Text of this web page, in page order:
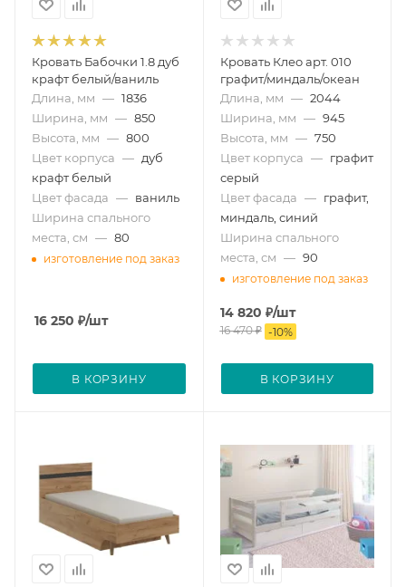
Кровать Бабочки 1.8 дуб
крафт белый/ваниль
Длина, мм — 1836
Ширина, мм — 850
Высота, мм — 800
Цвет корпуса — дуб
крафт белый
Цвет фасада — ваниль
Ширина спального
места, см — 80
изготовление под заказ
16 250 ₽/шт
В КОРЗИНУ
Кровать Клео арт. 010
графит/миндаль/океан
Длина, мм — 2044
Ширина, мм — 945
Высота, мм — 750
Цвет корпуса — графит
серый
Цвет фасада — графит,
миндаль, синий
Ширина спального
места, см — 90
изготовление под заказ
14 820 ₽/шт
16 470₽ -10%
В КОРЗИНУ